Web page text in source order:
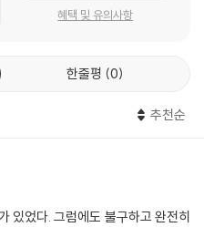
삶으로 회귀하려는 루엘린 녹스
는’ 과정을 그린 4부로 이루어져
라는 제삼의 인물을 등장시켜 그
주고, 로라의 애착이 일으킨 잔인한
자신의 선택에 책임지고 용기 있
켜주지도 마!”
혜택 및 유의사항
한줄평 0
추천순
있었다. 그럼에도 불구하고 완전히